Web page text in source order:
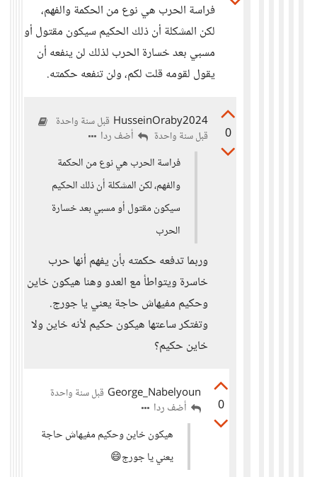
فراسة الحرب هي نوع من الحكمة والفهم،
لكن المشكلة أن ذلك الحكيم سيكون مقتول أو
مسبي بعد خسارة الحرب لذلك لن ينفعه أن
يقول لقومه قلت لكم، ولن تنفعه حكمته.
0
HusseinOraby2024 قبل سنة واحدة
قبل سنة واحدة
أضف ردا
فراسة الحرب هي نوع من الحكمة
والفهم، لكن المشكلة أن ذلك الحكيم
سيكون مقتول أو مسبي بعد خسارة
الحرب
وربما تدفعه حكمته بأن يفهم أنها حرب
خاسرة ويتواطأ مع العدو وهنا هيكون خاين
وحكيم مفيهاش حاجة يعني يا جورج.
وتفتكر ساعتها هيكون حكيم لأنه خاين ولا
خاين حكيم؟
0
George_Nabelyoun قبل سنة واحدة
أضف ردا
هيكون خاين وحكيم مفيهاش حاجة
يعني يا جورج😄